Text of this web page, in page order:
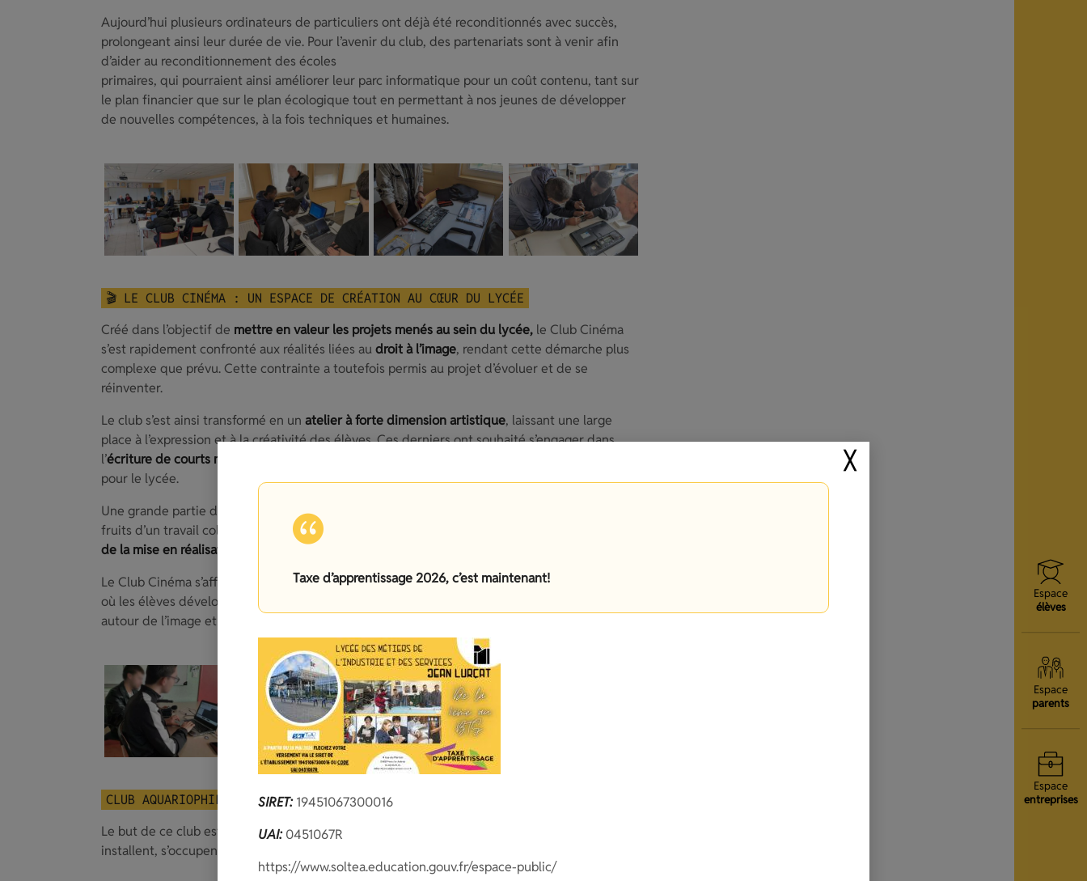
Espace
élèves
Espace
parents
Espace
entreprises
Aujourd’hui plusieurs ordinateurs de particuliers ont déjà été reconditionnés avec succès,
prolongeant ainsi leur durée de vie. Pour l’avenir du club, des partenariats sont à venir afin
d’aider au reconditionnement des écoles
primaires, qui pourraient ainsi améliorer leur parc informatique pour un coût contenu, tant sur
le plan financier que sur le plan écologique tout en permettant à nos jeunes de développer
de nouvelles compétences, à la fois techniques et humaines.
🎬 LE CLUB CINÉMA : UN ESPACE DE CRÉATION AU CŒUR DU LYCÉE
Créé dans l’objectif de mettre en valeur les projets menés au sein du lycée, le Club Cinéma
s’est rapidement confronté aux réalités liées audroit à l’image, rendant cette démarche plus
complexe que prévu. Cette contrainte a toutefois permis au projet d’évoluer et de se
réinventer.
Le club s’est ainsi transformé en unatelier à forte dimension artistique, laissant une large
place à l’expression et à la créativité des élèves. Ces derniers ont souhaité s’engager dans
l’écriture de courts métrages
pour le lycée.
Une grande partie de l’année précédente a été consacrée à l
fruits d’un travail collectif et réfléchi. Cette année marque une nouvelle étape avec le
de la mise en réalisation
de ces projets, donnant vie aux idées imaginées par les élèves.
Le Club Cinéma s’affirme ainsi comme un lieu d’apprentissage, de création et de collaboration,
où les élèves développent à la fois leur regard artistique et leurs compétences techniques
autour de l’image et du cinéma.
CLUB AQUARIOPHILIE
Le but de ce club est d’apprendre à gérer un aquarium. Sur leur temps libre, les élèves
installent, s’occupent et entretiennent les deux aquariums du lycée.
Taxe d’apprentissage 2026, c’est maintenant!
SIRET:19451067300016
UAI:0451067R
https://www.soltea.education.gouv.fr/espace-public/
╳